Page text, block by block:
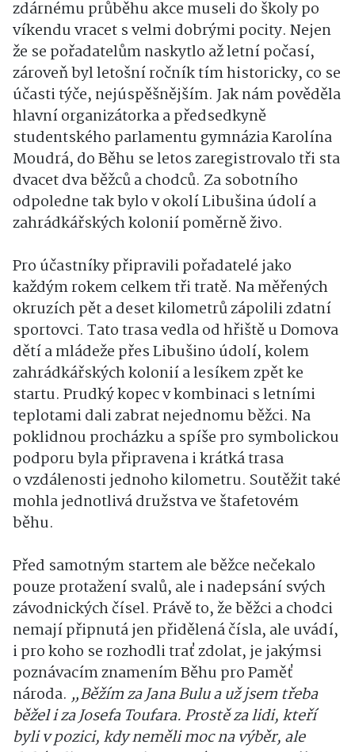
zdárnému průběhu akce museli do školy po
víkendu vracet s velmi dobrými pocity. Nejen
že se pořadatelům naskytlo až letní počasí,
zároveň byl letošní ročník tím historicky, co se
účasti týče, nejúspěšnějším. Jak nám pověděla
hlavní organizátorka a předsedkyně
studentského parlamentu gymnázia Karolína
Moudrá, do Běhu se letos zaregistrovalo tři sta
dvacet dva běžců a chodců. Za sobotního
odpoledne tak bylo v okolí Libušina údolí a
zahrádkářských kolonií poměrně živo.
Pro účastníky připravili pořadatelé jako
každým rokem celkem tři tratě. Na měřených
okruzích pět a deset kilometrů zápolili zdatní
sportovci. Tato trasa vedla od hřiště u Domova
dětí a mládeže přes Libušino údolí, kolem
zahrádkářských kolonií a lesíkem zpět ke
startu. Prudký kopec v kombinaci s letními
teplotami dali zabrat nejednomu běžci. Na
poklidnou procházku a spíše pro symbolickou
podporu byla připravena i krátká trasa
o vzdálenosti jednoho kilometru. Soutěžit také
mohla jednotlivá družstva ve štafetovém
běhu.
Před samotným startem ale běžce nečekalo
pouze protažení svalů, ale i nadepsání svých
závodnických čísel. Právě to, že běžci a chodci
nemají připnutá jen přidělená čísla, ale uvádí,
i pro koho se rozhodli trať zdolat, je jakýmsi
poznávacím znamením Běhu pro Paměť
národa. „Běžím za Jana Bulu a už jsem třeba
běžel i za Josefa Toufara. Prostě za lidi, kteří
byli v pozici, kdy neměli moc na výběr, ale